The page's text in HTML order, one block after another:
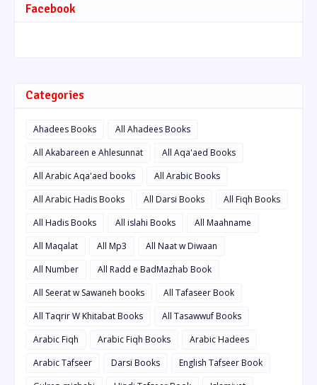
Facebook
Categories
Ahadees Books
All Ahadees Books
All Akabareen e Ahlesunnat
All Aqa'aed Books
All Arabic Aqa'aed books
All Arabic Books
All Arabic Hadis Books
All Darsi Books
All Fiqh Books
All Hadis Books
All islahi Books
All Maahname
All Maqalat
All Mp3
All Naat w Diwaan
All Number
All Radd e BadMazhab Book
All Seerat w Sawaneh books
All Tafaseer Book
All Taqrir W Khitabat Books
All Tasawwuf Books
Arabic Fiqh
Arabic Fiqh Books
Arabic Hadees
Arabic Tafseer
Darsi Books
English Tafseer Book